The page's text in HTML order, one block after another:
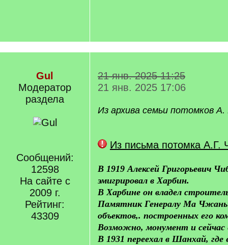
Gul
Модератор
раздела
Сообщений:
12598
На сайте с
2009 г.
Рейтинг:
43309
21 янв. 2025 11:25
21 янв. 2025 17:06
Из архива семьи потомков А.
Из письма потомка А.Г.
В 1919 Алексей Григорьевич
эмигрировал в Харбин.
В Харбине он владел
Памятник Генералу Ма
объектов,. построенных его
Возможно, монумент и
В 1931 переехал в Шанхай, где